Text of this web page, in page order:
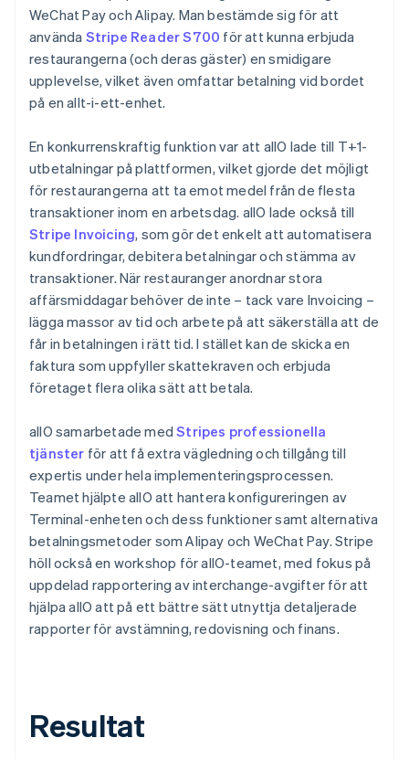
WeChat Pay och Alipay. Man bestämde sig för att
använda Stripe Reader S700 för att kunna erbjuda
restaurangerna (och deras gäster) en smidigare
upplevelse, vilket även omfattar betalning vid bordet
på en allt-i-ett-enhet.
En konkurrenskraftig funktion var att allO lade till T+1-
utbetalningar på plattformen, vilket gjorde det möjligt
för restaurangerna att ta emot medel från de flesta
transaktioner inom en arbetsdag. allO lade också till
Stripe Invoicing, som gör det enkelt att automatisera
kundfordringar, debitera betalningar och stämma av
transaktioner. När restauranger anordnar stora
affärsmiddagar behöver de inte – tack vare Invoicing –
lägga massor av tid och arbete på att säkerställa att de
får in betalningen i rätt tid. I stället kan de skicka en
faktura som uppfyller skattekraven och erbjuda
företaget flera olika sätt att betala.
allO samarbetade medStripes professionella
tjänster för att få extra vägledning och tillgång till
expertis under hela implementeringsprocessen.
Teamet hjälpte allO att hantera konfigureringen av
Terminal-enheten och dess funktioner samt alternativa
betalningsmetoder som Alipay och WeChat Pay. Stripe
höll också en workshop för allO-teamet, med fokus på
uppdelad rapportering av interchange-avgifter för att
hjälpa allO att på ett bättre sätt utnyttja detaljerade
rapporter för avstämning, redovisning och finans.
Resultat